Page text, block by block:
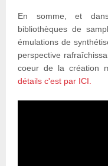
En somme, et
bibliothèques de
émulations de
perspective
coeur de la création
détails c'est par ICI.